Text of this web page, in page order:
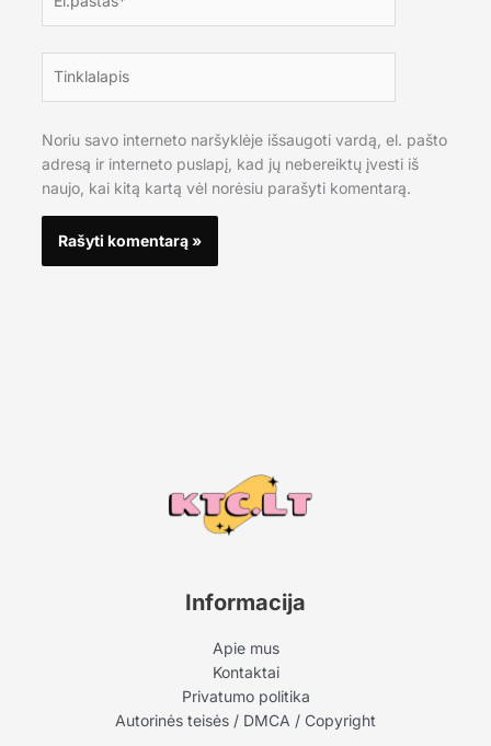
Noriu savo interneto naršyklėje išsaugoti vardą, el. pašto
adresą ir interneto puslapį, kad jų nebereiktų įvesti iš
naujo, kai kitą kartą vėl norėsiu parašyti komentarą.
Informacija
Apie mus
Kontaktai
Privatumo politika
Autorinės teisės / DMCA / Copyright